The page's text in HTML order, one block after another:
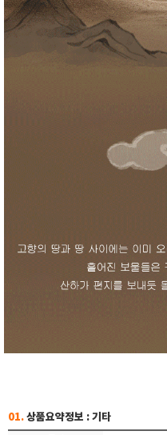
01.상품요약정보 : 기타